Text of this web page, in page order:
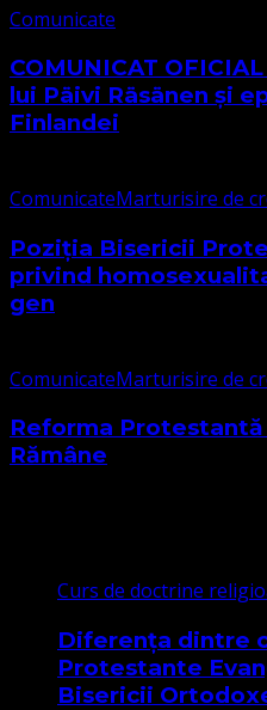
Comunicate
COMUNICAT
lui Päivi Räsänen și
Finlandei
ComunicateMarturisire de
Poziția Bisericii
privind
gen
ComunicateMarturisire de
Reforma Protestantă
Rămâne
Curs de doctrine
Diferența dintre
Protestante
Bisericii